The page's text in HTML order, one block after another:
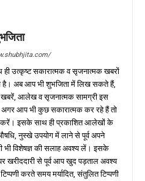
उत्कृष्ट सकारात्मक व सृजनात्मक खबरों
है। अब आप भी शुभजिता में लिख सकते हैं,
खबरें, आलेख व सृजनात्मक सामग्री इस
अगर आप भी कुछ सकारात्मक कर रहे हैं तो
करें। इसके साथ ही प्रकाशित आलेखों के
नुस्खे उपयोग में लाने से पूर्व अपने
भी विशेषज्ञ की सलाह अवश्य लें। इसके
खरीददारी से पूर्व आप खुद पड़ताल अवश्य
करते समय मर्यादित, संतुलित टिप्पणी